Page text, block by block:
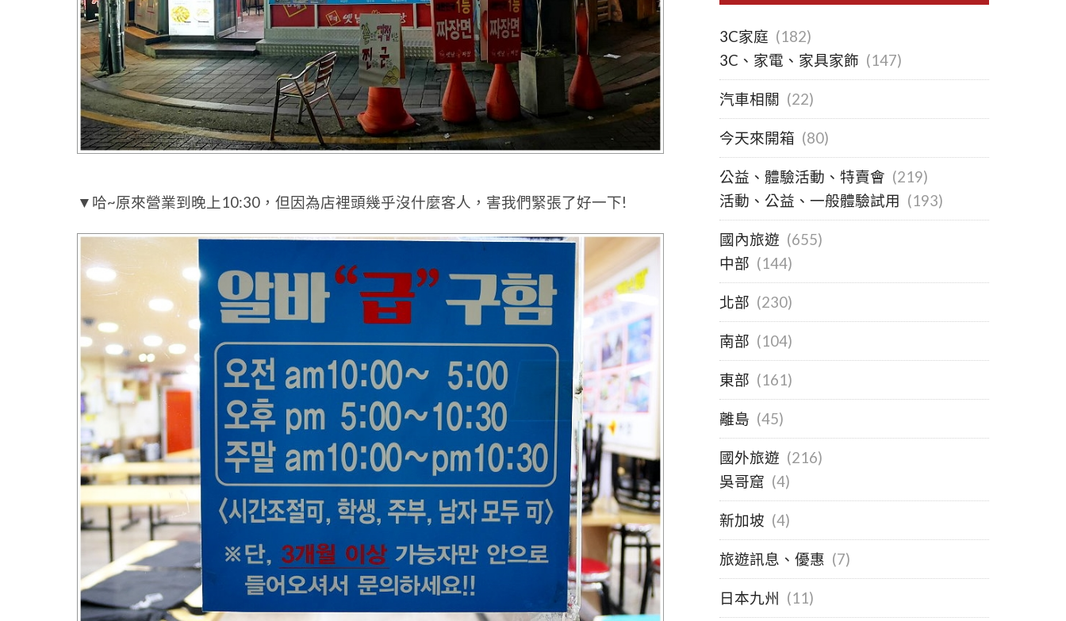
▼哈~原來營業到晚上10:30，但因為店裡頭幾乎沒什麼客人，害我們緊張了好一下!
3C家庭 (182)
3C、家電、家具家飾 (147)
汽車相關 (22)
今天來開箱 (80)
公益、體驗活動、特賣會 (219)
活動、公益、一般體驗試用 (193)
國內旅遊 (655)
中部 (144)
北部 (230)
南部 (104)
東部 (161)
離島 (45)
國外旅遊 (216)
吳哥窟 (4)
新加坡 (4)
旅遊訊息、優惠 (7)
日本九州 (11)